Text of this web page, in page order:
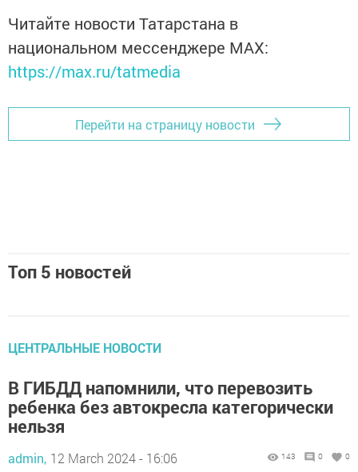
Читайте новости Татарстана в
национальном мессенджере MАХ:
https://max.ru/tatmedia
Перейти на страницу новости
Топ 5 новостей
ЦЕНТРАЛЬНЫЕ НОВОСТИ
В ГИБДД напомнили, что перевозить
ребенка без автокресла категорически
нельзя
admin, 12 March 2024 - 16:06 143 0 0